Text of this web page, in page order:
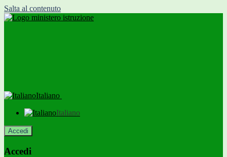
Salta al contenuto
Italiano
Italiano
Accedi
Accedi